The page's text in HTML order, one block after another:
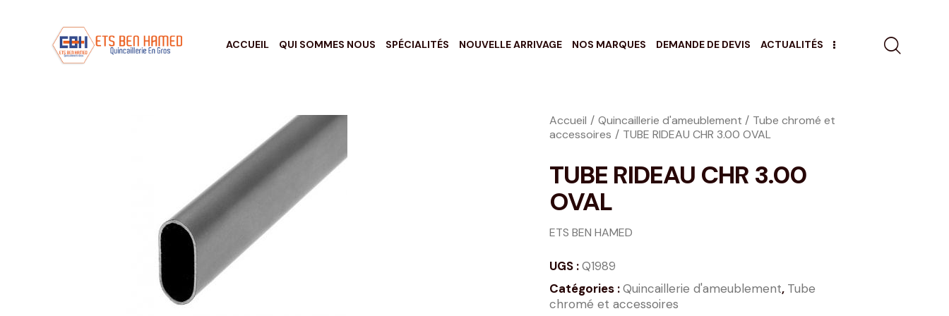
ACCUEIL QUI SOMMES NOUS SPÉCIALITÉS NOUVELLE ARRIVAGE NOS MARQUES DEMANDE DE DEVIS ACTUALITÉS
Accueil Quincaillerie d'ameublement
Tube chromé et
accessoires
TUBE RIDEAU CHR 3.00 OVAL
TUBE RIDEAU CHR 3.00
OVAL
ETS BEN HAMED
UGS :Q1989
Catégories :Quincaillerie d'ameublement, Tube
chromé et accessoires